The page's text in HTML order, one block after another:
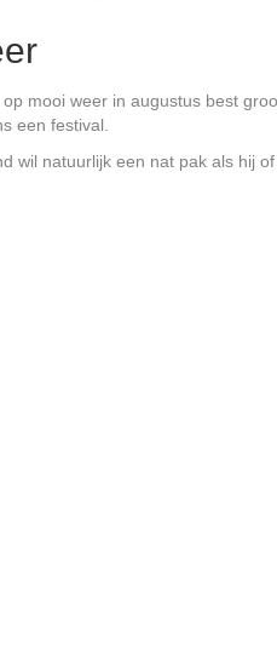
mooi weer in augustus best
een festival.
wil natuurlijk een nat pak als hij